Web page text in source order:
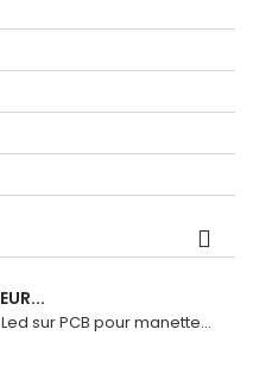
sur PCB pour manette...